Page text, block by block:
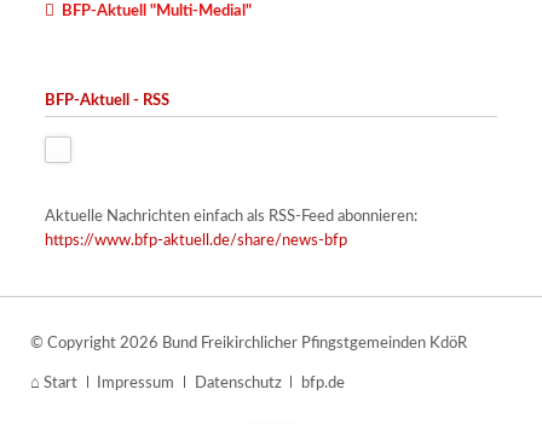
BFP-Aktuell "Multi-Medial"
BFP-Aktuell - RSS
Aktuelle Nachrichten einfach als RSS-Feed abonnieren:
https://www.bfp-aktuell.de/share/news-bfp
© Copyright 2026 Bund Freikirchlicher Pfingstgemeinden KdöR
Navigation
Start Impressum Datenschutz bfp.de